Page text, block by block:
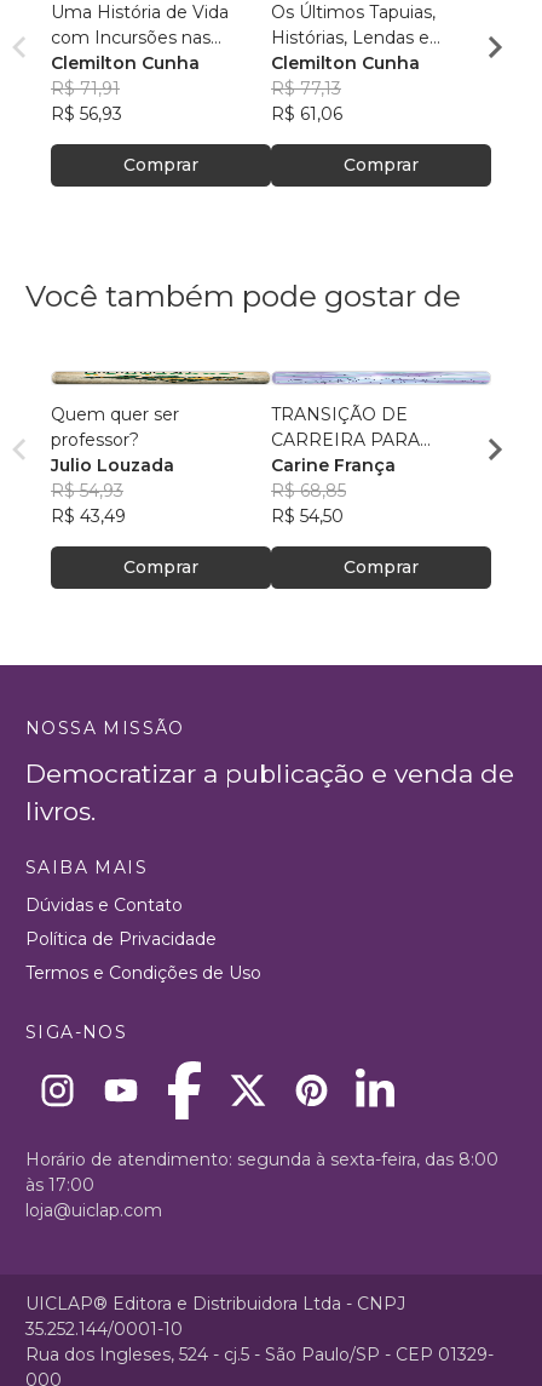
Uma História de Vida
com Incursões nas
Historiografias da Etnia
Fulni-ô e do Município de
Rodelas
Clemilton Cunha
R$ 71,91
R$ 56,93
Comprar
Os Últimos Tapuias,
Histórias, Lendas e
Mitologia
Clemilton Cunha
R$ 77,13
R$ 61,06
Comprar
31
Você também pode gostar de
Quem quer ser
professor?
Julio Louzada
R$ 54,93
R$ 43,49
Comprar
TRANSIÇÃO DE
CARREIRA PARA
MULHERES:
Carine França
R$ 68,85
R$ 54,50
Comprar
Sala
NOSSA MISSÃO
Democratizar a publicação e venda de
livros.
SAIBA MAIS
Dúvidas e Contato
Política de Privacidade
Termos e Condições de Uso
SIGA-NOS
Horário de atendimento: segunda à sexta-feira, das 8:00
às 17:00
loja@uiclap.com
UICLAP® Editora e Distribuidora Ltda - CNPJ
35.252.144/0001-10
Rua dos Ingleses, 524 - cj.5 - São Paulo/SP - CEP 01329-
000